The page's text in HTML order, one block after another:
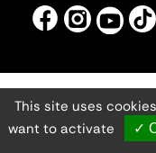
This site uses
want to activate
✓